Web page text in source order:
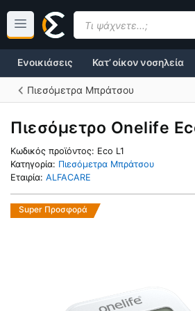
περιεχόμενο
Products
search
Κατ’ οίκον νοσηλεία
Ενοικιάσεις
Πιεσόμετρα Μπράτσου
Πιεσόμετρο Onelife
Κωδικός προϊόντος: Eco L1
Κατηγορία: Πιεσόμετρα Μπράτσου
Εταιρία: ALFACARE
Super Προσφορά